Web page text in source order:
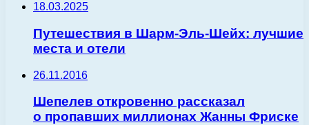
18.03.2025
Путешествия в Шарм-Эль-Шейх: лучшие
места и отели
26.11.2016
Шепелев откровенно рассказал
о пропавших миллионах Жанны Фриске